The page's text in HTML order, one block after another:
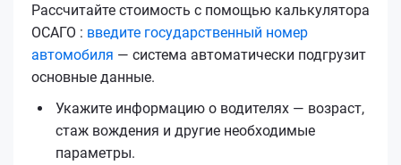
Рассчитайте стоимость с помощью калькулятора
ОСАГО : введите государственный номер
автомобиля — система автоматически подгрузит
основные данные.
Укажите информацию о водителях — возраст,
стаж вождения и другие необходимые
параметры.